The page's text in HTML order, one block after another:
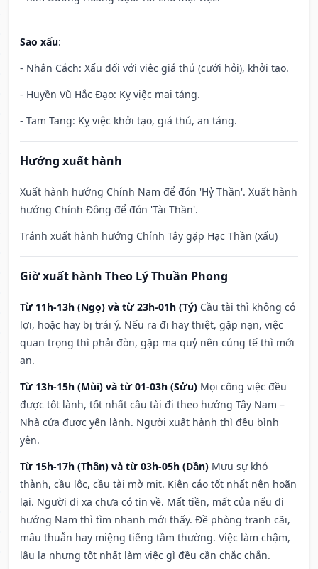
Sao xấu:
- Nhân Cách: Xấu đối với việc giá thú (cưới hỏi), khởi tạo.
- Huyền Vũ Hắc Đạo: Kỵ việc mai táng.
- Tam Tang: Kỵ việc khởi tạo, giá thú, an táng.
Hướng xuất hành
Xuất hành hướng Chính Nam để đón 'Hỷ Thần'. Xuất hành
hướng Chính Đông để đón 'Tài Thần'.
Tránh xuất hành hướng Chính Tây gặp Hạc Thần (xấu)
Giờ xuất hành Theo Lý Thuần Phong
Từ 11h-13h (Ngọ) và từ 23h-01h (Tý) Cầu tài thì không có
lợi, hoặc hay bị trái ý. Nếu ra đi hay thiệt, gặp nạn, việc
quan trọng thì phải đòn, gặp ma quỷ nên cúng tế thì mới
an.
Từ 13h-15h (Mùi) và từ 01-03h (Sửu) Mọi công việc đều
được tốt lành, tốt nhất cầu tài đi theo hướng Tây Nam –
Nhà cửa được yên lành. Người xuất hành thì đều bình
yên.
Từ 15h-17h (Thân) và từ 03h-05h (Dần) Mưu sự khó
thành, cầu lộc, cầu tài mờ mịt. Kiện cáo tốt nhất nên hoãn
lại. Người đi xa chưa có tin về. Mất tiền, mất của nếu đi
hướng Nam thì tìm nhanh mới thấy. Đề phòng tranh cãi,
mâu thuẫn hay miệng tiếng tầm thường. Việc làm chậm,
lâu la nhưng tốt nhất làm việc gì đều cần chắc chắn.